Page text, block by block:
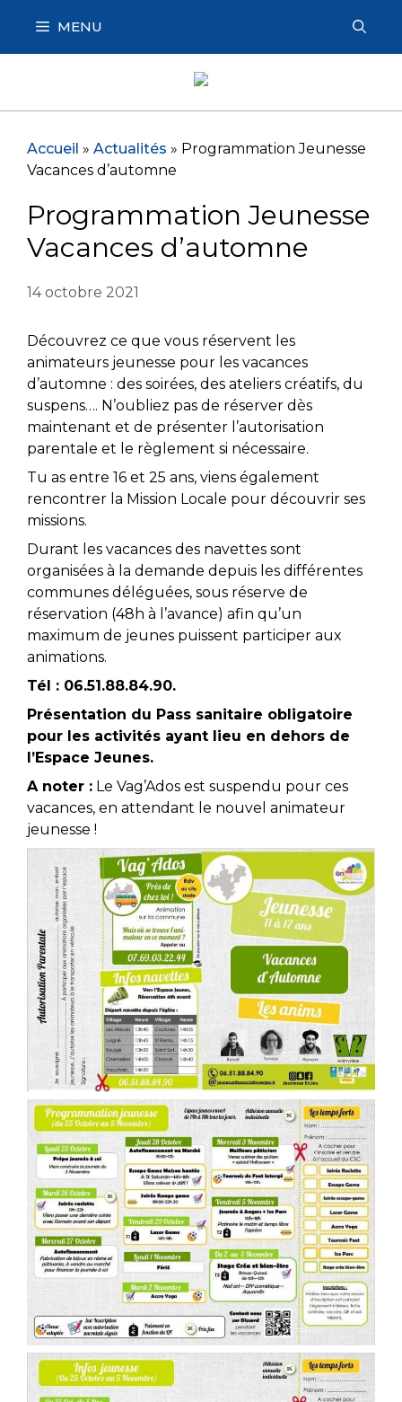
contenu
MENU
Accueil » Actualités » Programmation Jeunesse
Vacances d’automne
Programmation Jeunesse
Vacances d’automne
14 octobre 2021
Découvrez ce que vous réservent les
animateurs jeunesse pour les vacances
d’automne : des soirées, des ateliers créatifs, du
suspens…. N’oubliez pas de réserver dès
maintenant et de présenter l’autorisation
parentale et le règlement si nécessaire.
Tu as entre 16 et 25 ans, viens également
rencontrer la Mission Locale pour découvrir ses
missions.
Durant les vacances des navettes sont
organisées à la demande depuis les différentes
communes déléguées, sous réserve de
réservation (48h à l’avance) afin qu’un
maximum de jeunes puissent participer aux
animations.
Tél : 06.51.88.84.90.
Présentation du Pass sanitaire obligatoire
pour les activités ayant lieu en dehors de
l’Espace Jeunes.
A noter : Le Vag’Ados est suspendu pour ces
vacances, en attendant le nouvel animateur
jeunesse !